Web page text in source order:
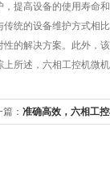
，提高设备的使用寿命
的设备维护方式相比
性的解决方案。此外，
述，六相工控机微机
： 准确高效，六相工